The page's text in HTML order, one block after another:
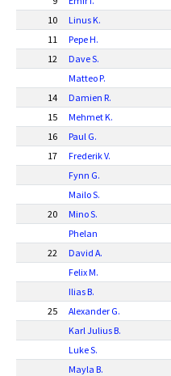
10
Linus K.
11
Pepe H.
12
Dave S.
Matteo P.
14
Damien R.
15
Mehmet K.
16
Paul G.
17
Frederik V.
Fynn G.
Mailo S.
20
Mino S.
Phelan
22
David A.
Felix M.
Ilias B.
25
Alexander G.
Karl Julius B.
Luke S.
Mayla B.